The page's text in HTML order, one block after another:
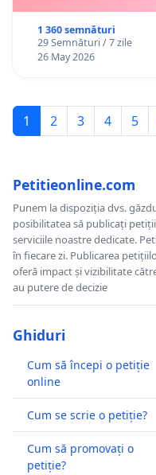
1 360 semnături
29 Semnături / 7 zile
26 May 2026
1 2 3 4 5
Petitieonline.com
Punem la dispoziția dvs.
posibilitatea să publicați
serviciile noastre dedicate.
în fiecare zi. Publicarea
oferă impact și vizibilitate
au putere de decizie
Ghiduri
Cum să începi o petiție
online
Cum se scrie o petiție?
Cum să promovați o
petiție?